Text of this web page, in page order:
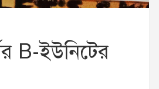
B-ইউনিটের